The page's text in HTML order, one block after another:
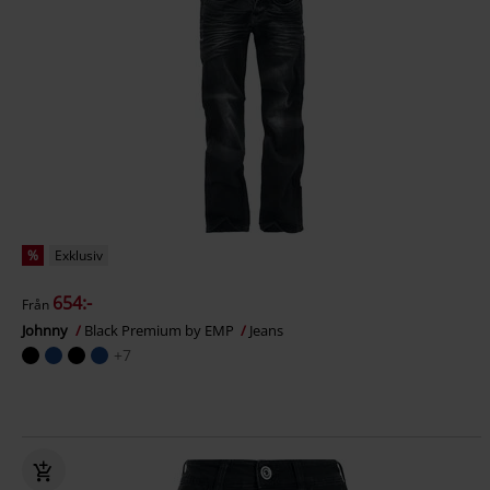
% Exklusiv
Från 654:-
Johnny Black Premium by EMP Jeans
+7